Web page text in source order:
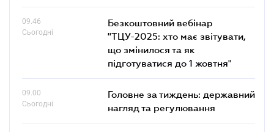
09.46
Сьогодні
Безкоштовний вебінар
"ТЦУ-2025: хто має звітувати,
що змінилося та як
підготуватися до 1 жовтня"
09.00
Сьогодні
Головне за тиждень: державний
нагляд та регулювання